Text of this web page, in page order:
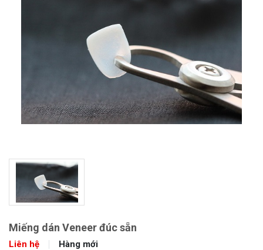
Miếng dán Veneer đúc sẵn
Liên hệ Hàng mới